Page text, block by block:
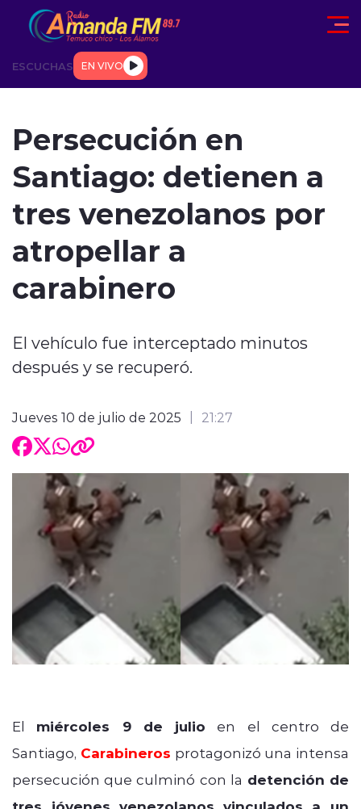
Click acá para ir directamente al contenido
ESCUCHAS EN VIVO
DEPORTES
modo claro
Persecución en
Santiago: detienen a
tres venezolanos por
atropellar a
carabinero
El vehículo fue interceptado minutos
después y se recuperó.
Jueves 10 de julio de 2025 21:27
El miércoles 9 de julio en el centro de
Santiago, Carabineros protagonizó una intensa
persecución que culminó con la detención de